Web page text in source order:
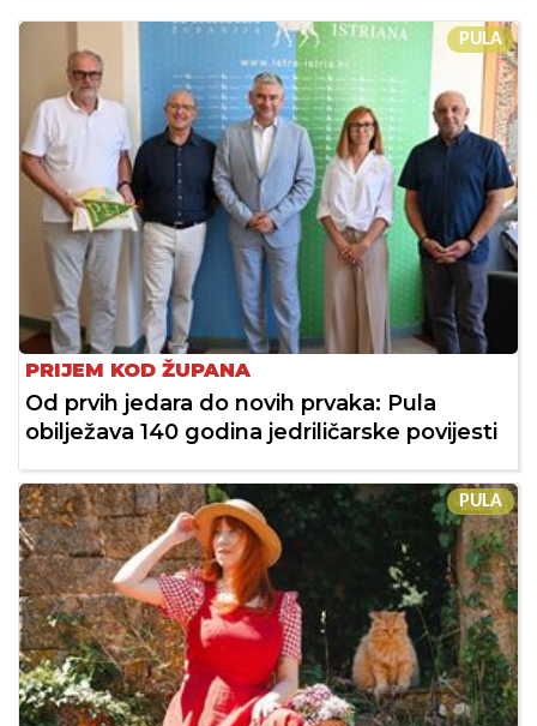
PULA
PRIJEM KOD ŽUPANA
Od prvih jedara do novih prvaka: Pula
obilježava 140 godina jedriličarske povijesti
PULA